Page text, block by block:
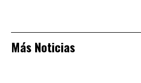
Más Noticias